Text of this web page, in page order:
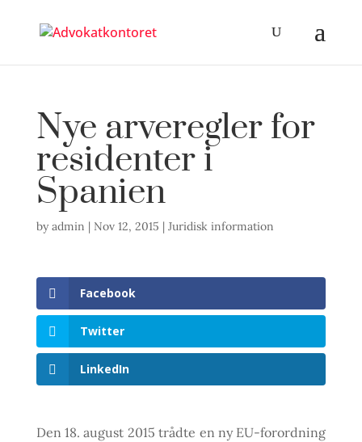
Nye arveregler for
residenter i
Spanien
byadmin | Nov 12, 2015 | Juridisk information
Facebook
Twitter
LinkedIn
Den 18. august 2015 trådte en ny EU-forordning